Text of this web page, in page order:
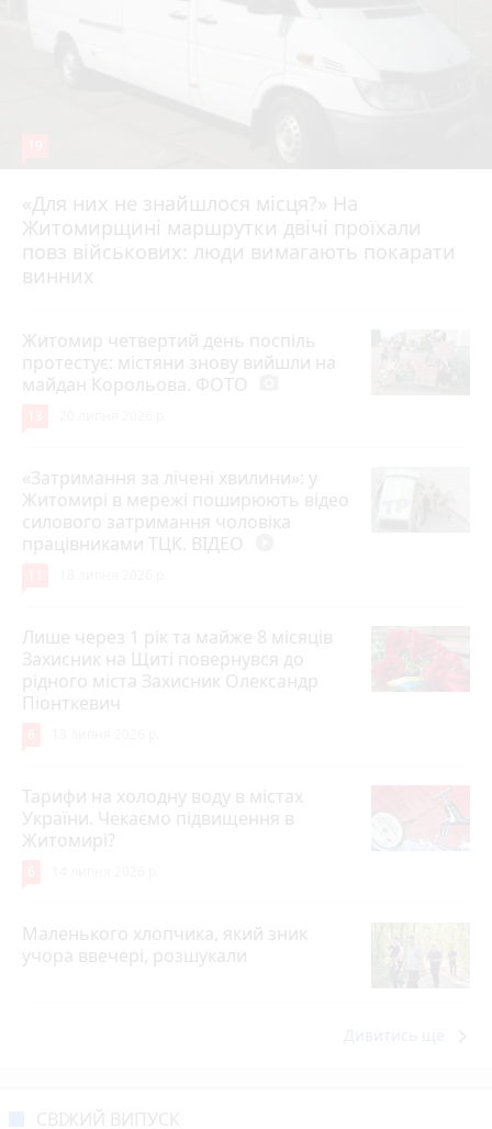
«Для них не знайшлося місця?» На
Житомирщині маршрутки двічі проїхали
повз військових: люди вимагають покарати
винних
17 липня 2026 р.
Житомир четвертий день поспіль
протестує: містяни знову вийшли на
майдан Корольова. ФОТО
«Затримання за лічені хвилини»: у
Житомирі в мережі поширюють відео
силового затримання чоловіка
працівниками ТЦК. ВІДЕО
Лише через 1 рік та майже 8 місяців
Захисник на Щиті повернувся до
рідного міста Захисник Олександр
Піонткевич
Тарифи на холодну воду в містах
України. Чекаємо підвищення в
Житомирі?
Маленького хлопчика, який зник
учора ввечері, розшукали